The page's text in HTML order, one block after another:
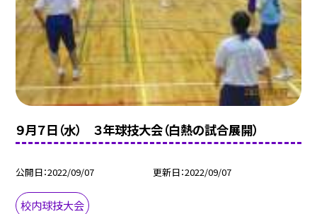
９月７日（水） ３年球技大会（白熱の試合展開）
公開日 2022/09/07 更新日 2022/09/07
校内球技大会